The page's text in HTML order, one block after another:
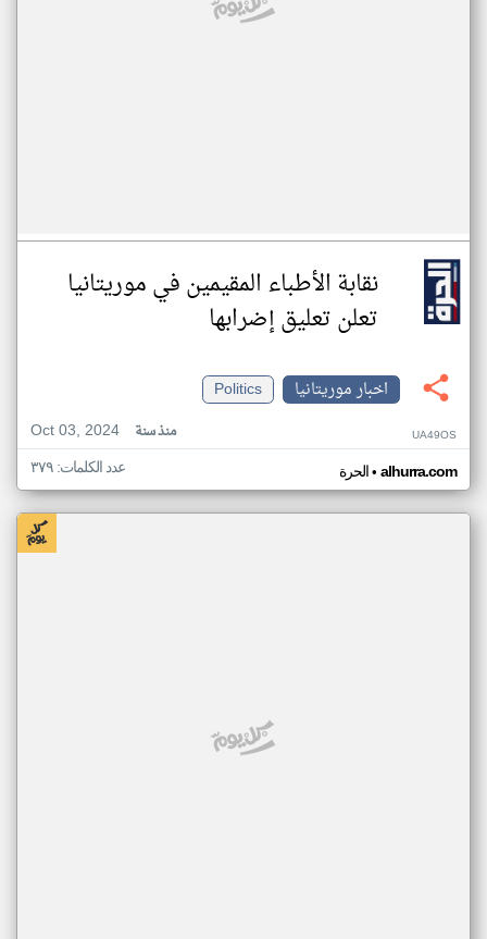
نقابة الأطباء المقيمين في موريتانيا
تعلن تعليق إضرابها
اخبار موريتانيا
Politics
Oct 03, 2024
منذ سنة UA49OS
الحرة• alhurra.com عدد الكلمات: ٣٧٩